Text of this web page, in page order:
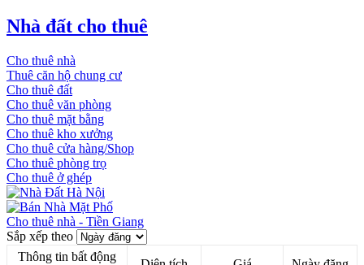
Nhà đất cho thuê
Cho thuê nhà
Thuê căn hộ chung cư
Cho thuê đất
Cho thuê văn phòng
Cho thuê mặt bằng
Cho thuê kho xưởng
Cho thuê cửa hàng/Shop
Cho thuê phòng trọ
Cho thuê ở ghép
Cho thuê nhà - Tiền Giang
Sắp xếp theo
Thông tin bất động